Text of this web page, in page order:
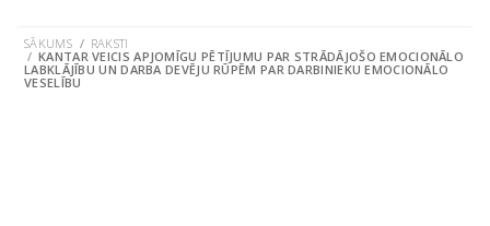
SĀKUMS
RAKSTI
KANTAR VEICIS APJOMĪGU PĒTĪJUMU PAR STRĀDĀJOŠO EMOCIONĀLO
LABKLĀJĪBU UN DARBA DEVĒJU RŪPĒM PAR DARBINIEKU EMOCIONĀLO
VESELĪBU